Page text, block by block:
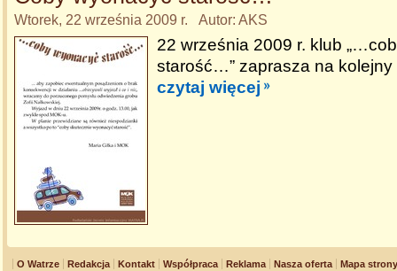
Wtorek, 22 września 2009 r. Autor: AKS
22 września 2009 r. klub
starość…” zaprasza na kolejny
czytaj więcej
O Watrze Redakcja Kontakt Współpraca Reklama Nasza oferta Mapa strony